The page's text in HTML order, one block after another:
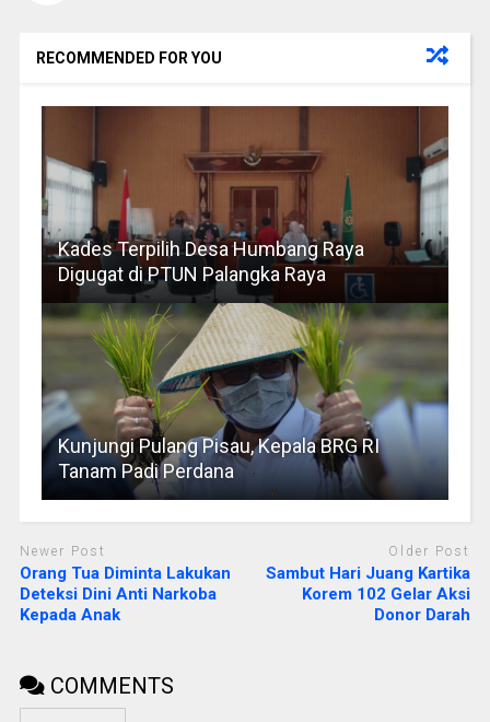
RECOMMENDED FOR YOU
Kades Terpilih Desa Humbang Raya
Digugat di PTUN Palangka Raya
Kunjungi Pulang Pisau, Kepala BRG RI
Tanam Padi Perdana
Newer Post
Orang Tua Diminta Lakukan
Deteksi Dini Anti Narkoba
Kepada Anak
Older Post
Sambut Hari Juang Kartika
Korem 102 Gelar Aksi
Donor Darah
COMMENTS